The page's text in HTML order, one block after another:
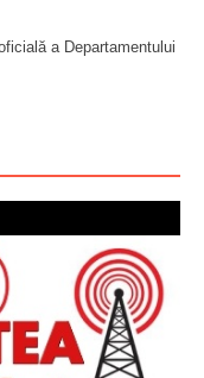
a Departamentului